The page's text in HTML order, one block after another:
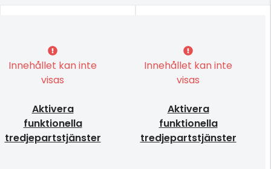
Innehållet kan inte
visas
Aktivera
funktionella
tredjepartstjänster
Innehållet kan inte
visas
Aktivera
funktionella
tredjepartstjänster